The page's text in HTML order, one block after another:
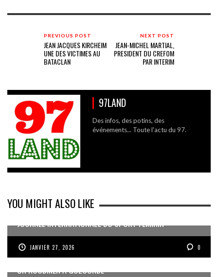
PREVIOUS POST
JEAN JACQUES KIRCHEIM
UNE DES VICTIMES AU
BATACLAN
NEXT POST
JEAN-MICHEL MARTIAL,
PRESIDENT DU CREFOM
PAR INTERIM
97LAND
Des infos, des potins, des
événements... Toute l'actu du 97.
YOU MIGHT ALSO LIKE
JOURNÉE INTERNATIONALE DU SPORT FÉMININ
JANVIER 27, 2026 0
UN KOUDMEN À GOLCONDE